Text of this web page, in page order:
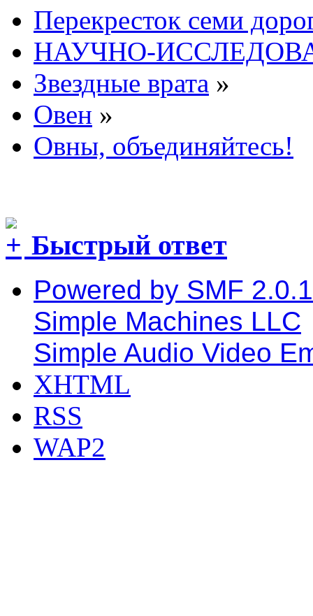
Перекресток семи
НАУЧНО-
Звездные врата »
Овен »
Овны, объединяйтесь!
Быстрый ответ
Powered by SMF
Simple Machines LLC
Simple Audio Video
XHTML
RSS
WAP2